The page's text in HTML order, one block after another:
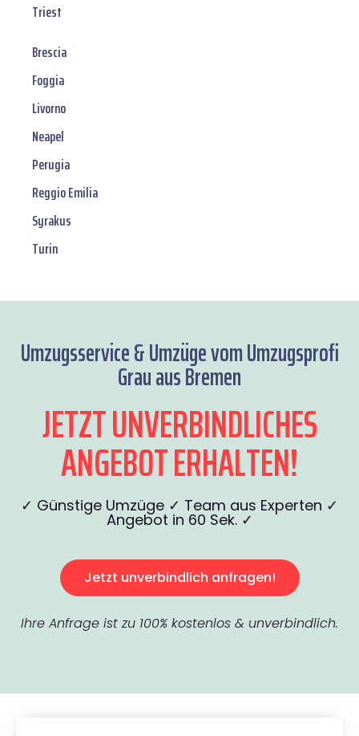
Triest
Brescia
Foggia
Livorno
Neapel
Perugia
Reggio Emilia
Syrakus
Turin
Umzugsservice & Umzüge vom Umzugsprofi
Grau aus Bremen
JETZT UNVERBINDLICHES
ANGEBOT ERHALTEN!
✓ Günstige Umzüge ✓ Team aus Experten ✓
Angebot in 60 Sek. ✓
Jetzt unverbindlich anfragen!
Ihre Anfrage ist zu 100% kostenlos & unverbindlich.